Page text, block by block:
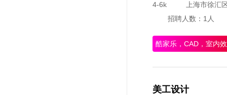
4-6k
上海市徐汇
招聘人数：1人
酷家乐，CAD，室内
美工设计